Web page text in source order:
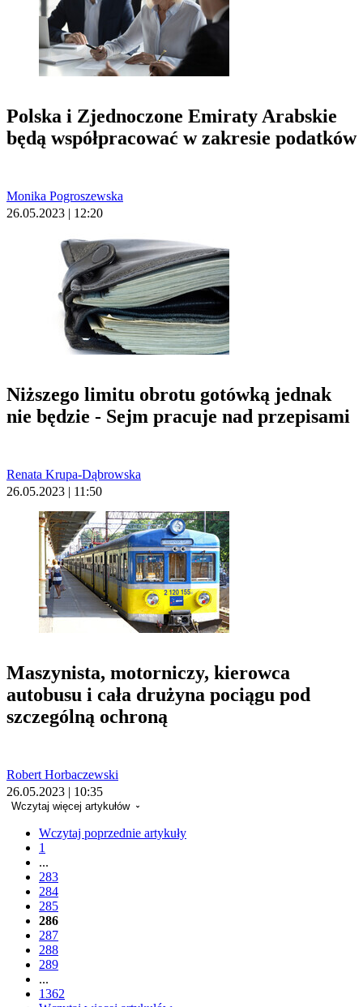
Polska i Zjednoczone Emiraty Arabskie
będą współpracować w zakresie podatków
Monika Pogroszewska
26.05.2023 | 12:20
Niższego limitu obrotu gotówką jednak
nie będzie - Sejm pracuje nad przepisami
Renata Krupa-Dąbrowska
26.05.2023 | 11:50
Maszynista, motorniczy, kierowca
autobusu i cała drużyna pociągu pod
szczególną ochroną
Robert Horbaczewski
26.05.2023 | 10:35
Wczytaj więcej artykułów
Wczytaj poprzednie artykuły
1
...
283
284
285
286
287
288
289
...
1362